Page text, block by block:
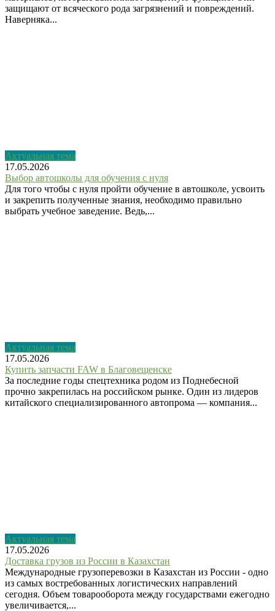
защищают от всяческого рода загрязнений и повреждений.
Наверняка...
Актуальная тема
17.05.2026
Выбор автошколы для обучения с нуля
Для того чтобы с нуля пройти обучение в автошколе, усвоить
и закрепить полученные знания, необходимо правильно
выбрать учебное заведение. Ведь,...
Актуальная тема
17.05.2026
Купить запчасти FAW в Благовещенске
За последние годы спецтехника родом из Поднебесной
прочно закрепилась на российском рынке. Один из лидеров
китайского специализированного автопрома — компания...
Актуальная тема
17.05.2026
Доставка грузов из России в Казахстан
Международные грузоперевозки в Казахстан из России - одно
из самых востребованных логистических направлений
сегодня. Объем товарооборота между государствами ежегодно
увеличивается,...